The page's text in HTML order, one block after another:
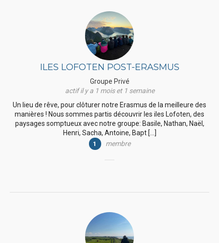
ILES LOFOTEN POST-ERASMUS
Groupe Privé
actif il y a 1 mois et 1 semaine
Un lieu de rêve, pour clôturer notre Erasmus de la meilleure des
manières ! Nous sommes partis découvrir les iles Lofoten, des
paysages somptueux avec notre groupe: Basile, Nathan, Naël,
Henri, Sacha, Antoine, Bapt […]
1 membre